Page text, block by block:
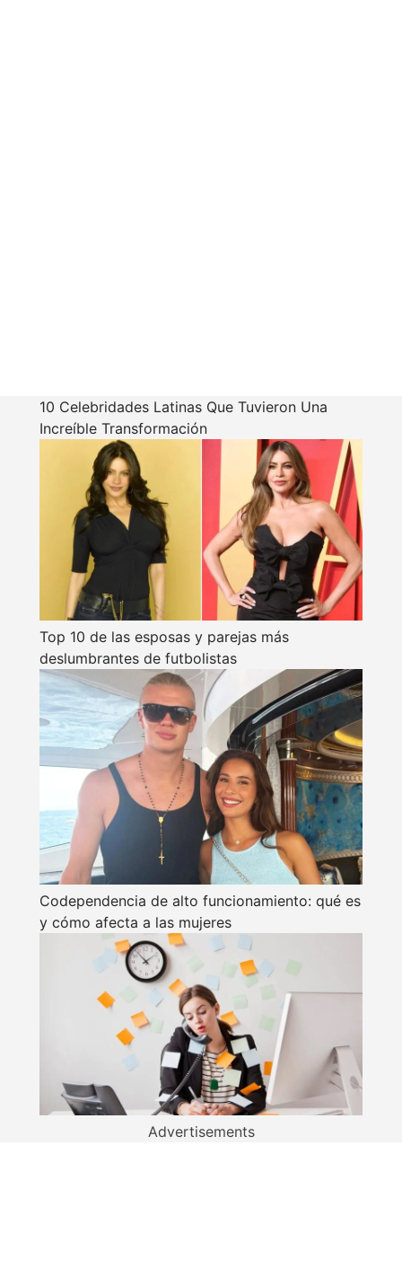
10 Celebridades Latinas Que Tuvieron Una
Increíble Transformación
Top 10 de las esposas y parejas más
deslumbrantes de futbolistas
Codependencia de alto funcionamiento: qué es
y cómo afecta a las mujeres
Advertisements